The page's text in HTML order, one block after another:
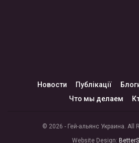
Новости Публікації
Что мы делаем
© 2026 - Гей-альянс Украина. All
Website Design: